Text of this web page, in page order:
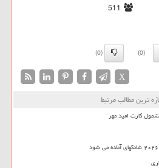
511
(0)
(0)
X
ترین مطالب مرتبط